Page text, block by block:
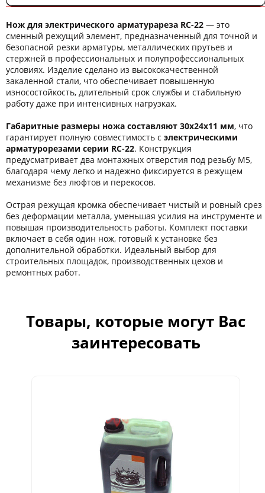
Нож для электрического арматурареза RC-22 — это
сменный режущий элемент, предназначенный для точной и
безопасной резки арматуры, металлических прутьев и
стержней в профессиональных и полупрофессиональных
условиях. Изделие сделано из высококачественной
закаленной стали, что обеспечивает повышенную
износостойкость, длительный срок службы и стабильную
работу даже при интенсивных нагрузках.
Габаритные размеры ножа составляют 30x24x11 мм, что
гарантирует полную совместимость с электрическими
арматурорезами серии RC-22. Конструкция
предусматривает два монтажных отверстия под резьбу М5,
благодаря чему легко и надежно фиксируется в режущем
механизме без люфтов и перекосов.
Острая режущая кромка обеспечивает чистый и ровный срез
без деформации металла, уменьшая усилия на инструменте и
повышая производительность работы. Комплект поставки
включает в себя один нож, готовый к установке без
дополнительной обработки. Идеальный выбор для
строительных площадок, производственных цехов и
ремонтных работ.
Товары, которые могут Вас
заинтересовать